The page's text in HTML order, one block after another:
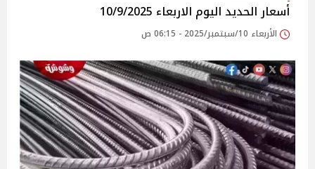
أسعار الحديد اليوم الاربعاء 10/9/2025
الأربعاء 10/سبتمبر/2025 - 06:15 ص